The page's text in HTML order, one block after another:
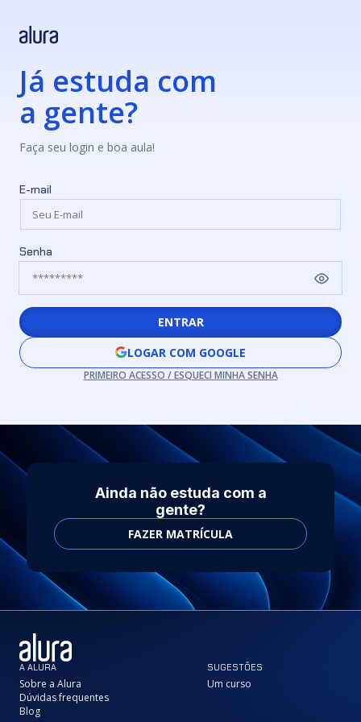
Já estuda com
a gente?
Faça seu login e boa aula!
E-mail
Senha
ENTRAR
LOGAR COM GOOGLE
PRIMEIRO ACESSO / ESQUECI MINHA SENHA
Ainda não estuda com a
gente?
FAZER MATRÍCULA
A ALURA
Sobre a Alura
Dúvidas frequentes
Blog
SUGESTÕES
Um curso